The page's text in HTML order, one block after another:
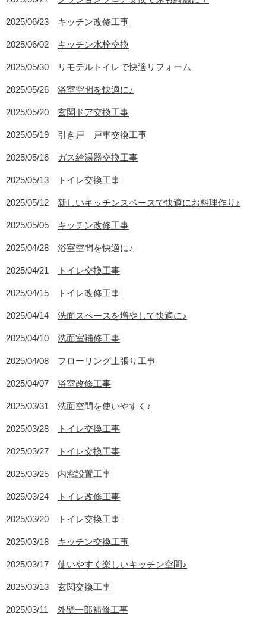
2025/06/23 キッチン改修工事
2025/06/02 キッチン水栓交換
2025/05/30 リモデルトイレで快適リフォーム
2025/05/26 浴室空間を快適に♪
2025/05/20 玄関ドア交換工事
2025/05/19 引き戸 戸車交換工事
2025/05/16 ガス給湯器交換工事
2025/05/13 トイレ交換工事
2025/05/12 新しいキッチンスペースで快適にお料理作り♪
2025/05/05 キッチン改修工事
2025/04/28 浴室空間を快適に♪
2025/04/21 トイレ交換工事
2025/04/15 トイレ改修工事
2025/04/14 洗面スペースを増やして快適に♪
2025/04/10 洗面室補修工事
2025/04/08 フローリング上張り工事
2025/04/07 浴室改修工事
2025/03/31 洗面空間を使いやすく♪
2025/03/28 トイレ交換工事
2025/03/27 トイレ交換工事
2025/03/25 内窓設置工事
2025/03/24 トイレ改修工事
2025/03/20 トイレ交換工事
2025/03/18 キッチン交換工事
2025/03/17 使いやすく楽しいキッチン空間♪
2025/03/13 玄関交換工事
2025/03/11 外壁一部補修工事